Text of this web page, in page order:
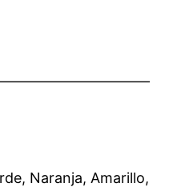
Naranja, Amarillo,